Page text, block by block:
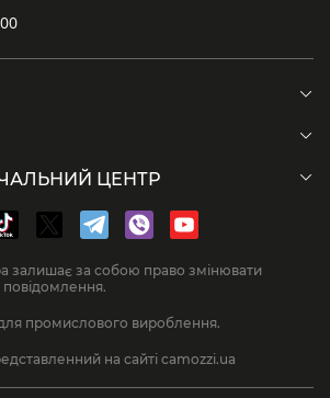
ЦЕНТР
залишає за собою право змінювати
повідомлення.
промислового вироблення.
на сайті camozzi.ua